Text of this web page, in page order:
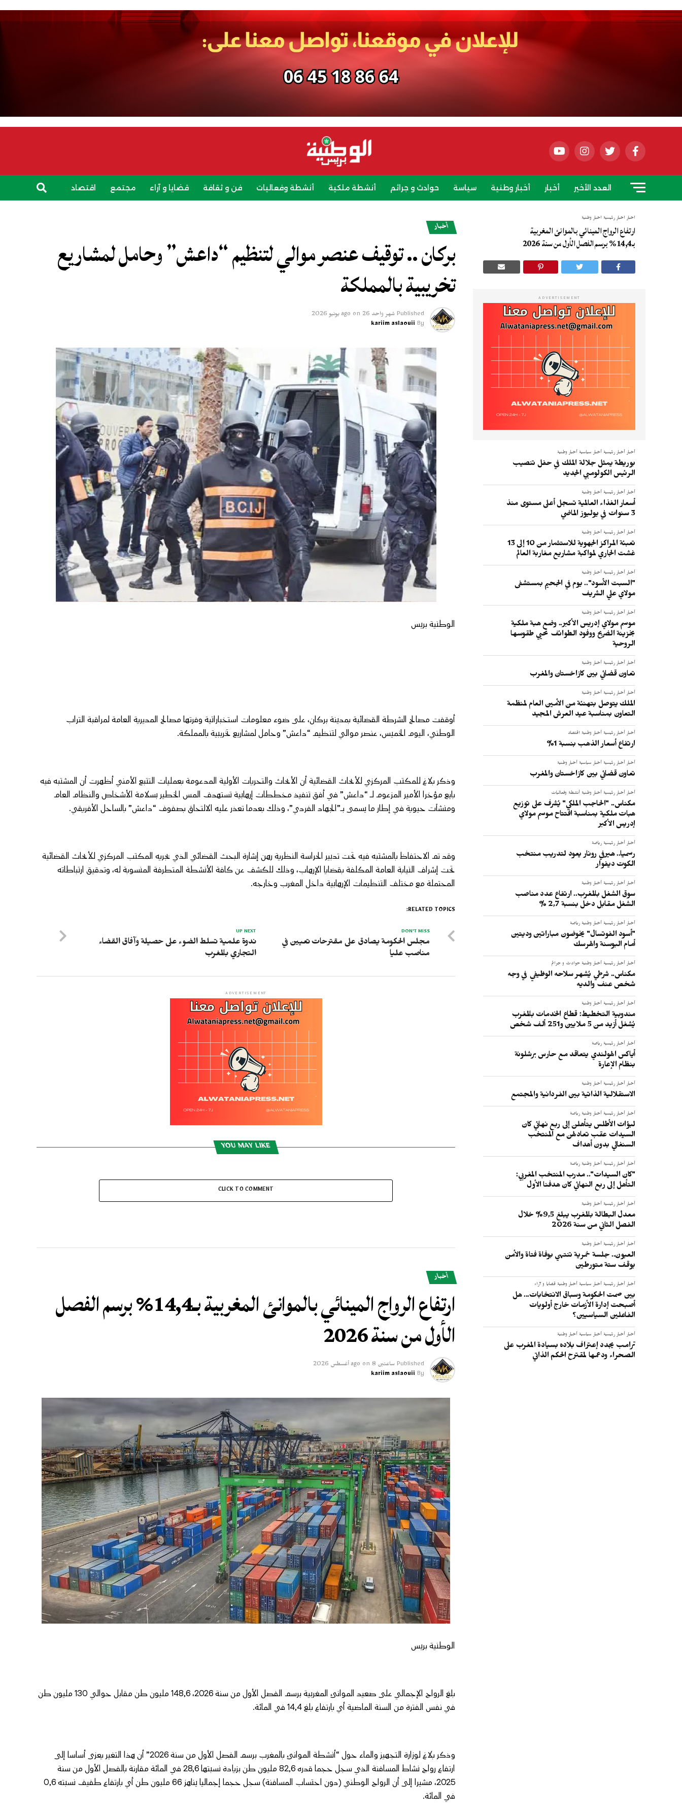
العدد الأخير أخبار أخبار وطنية سياسة حوادث و جرائم أنشطة ملكية أنشطة وفعاليات فن و ثقافة قضايا و آراء مجتمع اقتصاد
أخبار أخبار رئيسية أخبار وطنية
ارتفاع الرواج المينائي بالموانئ المغربية
بـ14,4% برسم الفصل الأول من سنة 2026
ADVERTISEMENT
أخبار أخبار رئيسية أخبار سياسية أخبار وطنية
بوريطة يمثل جلالة الملك في حفل تنصيب
الرئيس الكولومبي الجديد
أخبار أخبار رئيسية أخبار وطنية
أسعار الغذاء العالمية تسجل أعلى مستوى منذ
3 سنوات في يوليوز الماضي
أخبار أخبار رئيسية أخبار وطنية
تعبئة المراكز الجهوية للاستثمار من 10 إلى 13
غشت الجاري لمواكبة مشاريع مغاربة العالم
أخبار أخبار رئيسية أخبار وطنية
"السبت الأسود".. يوم في الجحيم بمستشفى
مولاي علي الشريف
أخبار أخبار رئيسية أخبار وطنية
موسم مولاي إدريس الأكبر.. وضع هبة ملكية
بخزينة الضريح ووفود الطوائف تحيي طقوسها
الروحية
أخبار أخبار رئيسية أخبار وطنية
تعاون قضائي بين كازاخستان والمغرب
أخبار أخبار رئيسية أخبار وطنية
الملك يتوصل بتهنئة من الأمين العام لمنظمة
التعاون بمناسبة عيد العرش المجيد
أخبار أخبار رئيسية أخبار وطنية اقتصاد
ارتفاع أسعار الذهب بنسبة 1%
أخبار أخبار رئيسية أخبار سياسية أخبار وطنية
تعاون قضائي بين كازاخستان والمغرب
أخبار أخبار رئيسية أخبار وطنية أنشطة وفعاليات
مكناس.. "الحاجب الملكي" يُشرف على توزيع
هبات ملكية بمناسبة افتتاح موسم مولاي
إدريس الأكبر
أخبار أخبار رئيسية رياضة
رسميا.. هيرفي رونار يعود لتدريب منتخب
الكوت ديفوار
أخبار أخبار رئيسية أخبار وطنية
سوق الشغل بالمغرب.. ارتفاع عدد مناصب
الشغل مقابل دخل بنسبة 2,7 %
أخبار أخبار رئيسية أخبار وطنية رياضة
"أسود الفوتسال" يخوضون مباراتين وديتين
أمام البوسنة والهرسك
أخبار أخبار رئيسية أخبار وطنية حوادث و جرائم
مكناس.. شرطي يُشهر سلاحه الوظيفي في وجه
شخص عنف والديه
أخبار أخبار رئيسية أخبار وطنية
مندوبية التخطيط: قطاع الخدمات بالمغرب
يُشغل أزيد من 5 ملايين و251 ألف شخص
أخبار أخبار رئيسية رياضة
أياكس الهولندي يتعاقد مع حارس برشلونة
بنظام الإعارة
أخبار أخبار رئيسية أخبار وطنية
الاستقلالية الذاتية بين الفردانية والمجتمع
أخبار أخبار رئيسية أخبار وطنية رياضة
لبؤات الأطلس يتأهلن إلى ربع نهائي كان
السيدات عقب تعادلهن مع المنتخب
السنغالي بدون أهداف
أخبار أخبار رئيسية أخبار وطنية رياضة
"كان السيدات".. مدرب المنتخب المغربي:
التأهل إلى ربع النهائي كان هدفنا الأول
أخبار أخبار رئيسية أخبار وطنية
معدل البطالة بالمغرب يبلغ 9,5% خلال
الفصل الثاني من سنة 2026
أخبار أخبار رئيسية أخبار وطنية
العيون.. جلسة خمرية تنتهي بوفاة فتاة والأمن
يوقف ستة متورطين
أخبار أخبار رئيسية أخبار سياسية أخبار وطنية قضايا و آراء
بين صمت الحكومة وسباق الانتخابات... هل
أصبحت إدارة الأزمات خارج أولويات
الفاعلين السياسيين؟
أخبار أخبار رئيسية أخبار سياسية أخبار وطنية
ترامب يجدد إعتراف بلاده بسيادة المغرب على
الصحراء ودعمها لمقترح الحكم الذاتي
أخبار
بركان .. توقيف عنصر موالي لتنظيم “داعش” وحامل لمشاريع
تخريبية بالمملكة
Published شهر واحد ago on 26 يونيو 2026
By
kariim aslaouii
الوطنية بريس
أوقفت مصالح الشرطة القضائية بمدينة بركان، على ضوء معلومات استخباراتية وفرتها مصالح المديرية العامة لمراقبة التراب
الوطني، اليوم الخميس، عنصر موالي لتنظيم “داعش” وحامل لمشاريع تخريبية بالمملكة.
وذكر بلاغ للمكتب المركزي للأبحاث القضائية أن الأبحاث والتحريات الأولية المدعومة بعمليات التتبع الأمني أظهرت أن المشتبه فيه
بايع مؤخرا الأمير المزعوم لـ “داعش” في أفق تنفيذ مخططات إرهابية تستهدف المس الخطير بسلامة الأشخاص والنظام العام
ومنشآت حيوية في إطار ما يسمى بـ”الجهاد الفردي”، وذلك بعدما تعذر عليه الالتحاق بصفوف “داعش” بالساحل الأفريقي.
وقد تم الاحتفاظ بالمشتبه فيه تحت تدبير الحراسة النظرية رهن إشارة البحث القضائي الذي يجريه المكتب المركزي للأبحاث القضائية
تحت إشراف النيابة العامة المكلفة بقضايا الإرهاب، وذلك للكشف عن كافة الأنشطة المتطرفة المنسوبة له، وتدقيق ارتباطاته
المحتملة مع مختلف التنظيمات الإرهابية داخل المغرب وخارجه.
RELATED TOPICS:
UP NEXT
ندوة علمية تسلط الضوء على حصيلة وآفاق القضاء
التجاري بالمغرب
DON'T MISS
مجلس الحكومة يصادق على مقترحات تعيين في
مناصب عليا
ADVERTISEMENT
YOU MAY LIKE
CLICK TO COMMENT
أخبار
ارتفاع الرواج المينائي بالموانئ المغربية بـ14,4% برسم الفصل
الأول من سنة 2026
Published ساعتين ago on 8 أغسطس 2026
By
kariim aslaouii
الوطنية بريس
بلغ الرواج الإجمالي على صعيد الموانئ المغربية برسم الفصل الأول من سنة 2026، 148,6 مليون طن مقابل حوالي 130 مليون طن
في نفس الفترة من السنة الماضية أي بارتفاع بلغ 14,4 في المائة.
وذكر بلاغ لوزارة التجهيز والماء حول “أنشطة الموانئ بالمغرب برسم الفصل الأول من سنة 2026” أن هذا التغير يعزى أساسا إلى
ارتفاع رواج نشاط المسافنة الذي سجل حجما قدره 82,6 مليون طن بزيادة نسبتها 28,6 في المائة مقارنة بالفصل الأول من سنة
2025، مشيرا إلى أن الرواج الوطني (دون احتساب المسافنة) سجل حجما إجماليا يناهز 66 مليون طن أي بارتفاع طفيف نسبته 0,6
في المائة.